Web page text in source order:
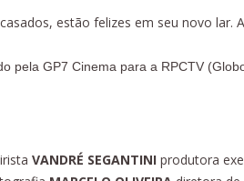
estão felizes em seu novo
pela GP7 Cinema para a RPCTV
VANDRÉ SEGANTINI produtora